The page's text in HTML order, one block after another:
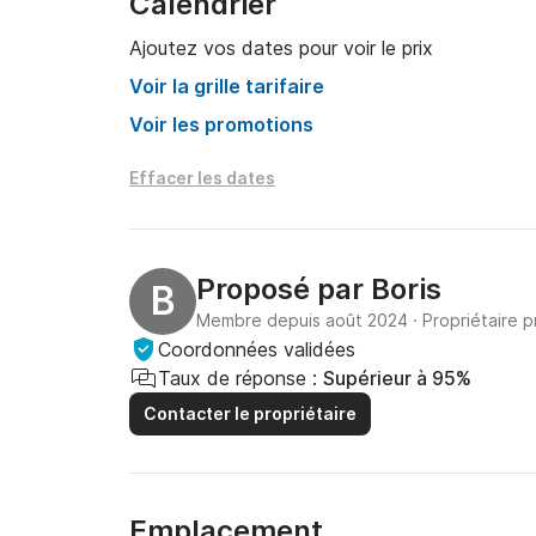
Ajoutez vos dates pour voir le prix
Voir la grille tarifaire
Voir les promotions
Effacer les dates
B Proposé par Boris
Membre depuis août 2024 · Propriétaire
Coordonnées validées
Taux de réponse : Supérieur à 95%
Contacter le propriétaire